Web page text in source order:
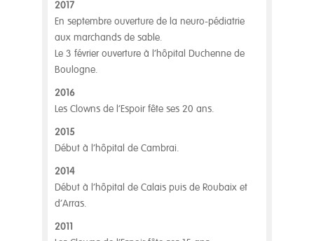
2017
En septembre ouverture de la neuro-pédiatrie
aux marchands de sable.
Le 3 février ouverture à l’hôpital Duchenne de
Boulogne.
2016
Les Clowns de l’Espoir fête ses 20 ans.
2015
Début à l’hôpital de Cambrai.
2014
Début à l’hôpital de Calais puis de Roubaix et
d’Arras.
2011